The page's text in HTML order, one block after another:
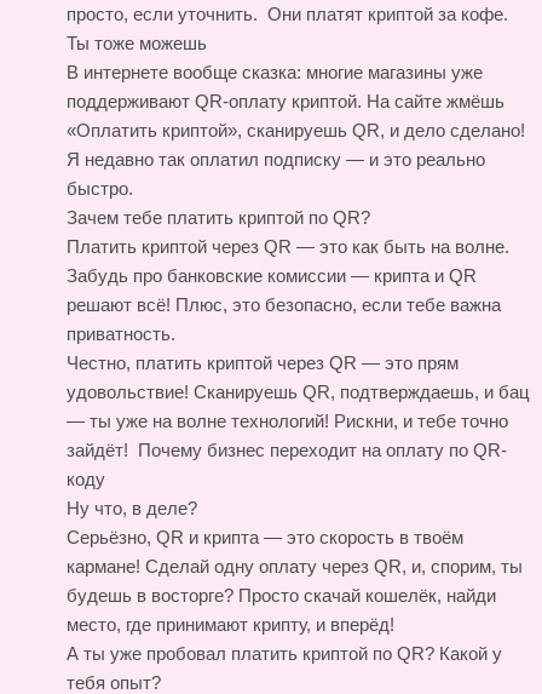
просто, если уточнить. Они платят криптой за кофе.
Ты тоже можешь
В интернете вообще сказка: многие магазины уже
поддерживают QR-оплату криптой. На сайте жмёшь
«Оплатить криптой», сканируешь QR, и дело сделано!
Я недавно так оплатил подписку — и это реально
быстро.
Зачем тебе платить криптой по QR?
Платить криптой через QR — это как быть на волне.
Забудь про банковские комиссии — крипта и QR
решают всё! Плюс, это безопасно, если тебе важна
приватность.
Честно, платить криптой через QR — это прям
удовольствие! Сканируешь QR, подтверждаешь, и бац
— ты уже на волне технологий! Рискни, и тебе точно
зайдёт! Почему бизнес переходит на оплату по QR-
коду
Ну что, в деле?
Серьёзно, QR и крипта — это скорость в твоём
кармане! Сделай одну оплату через QR, и, спорим, ты
будешь в восторге? Просто скачай кошелёк, найди
место, где принимают крипту, и вперёд!
А ты уже пробовал платить криптой по QR? Какой у
тебя опыт?